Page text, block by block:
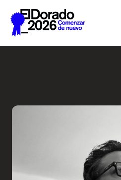
Saltar al contenido principal